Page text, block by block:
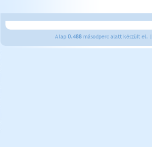
A lap 0.488 másodperc alatt készült el. |